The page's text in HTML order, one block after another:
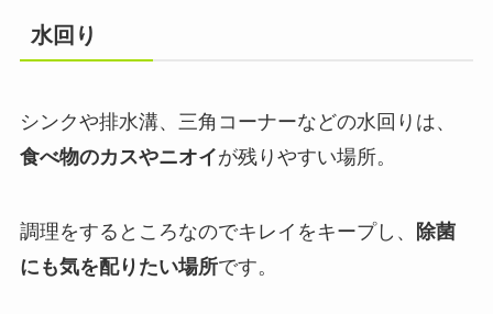
水回り
シンクや排水溝、三角コーナーなどの水回りは、
食べ物のカスやニオイが残りやすい場所。
調理をするところなのでキレイをキープし、
除菌
にも気を配りたい場所です。